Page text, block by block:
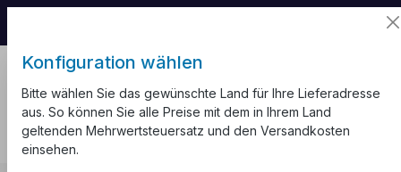
Konfiguration wählen
Bitte wählen Sie das gewünschte Land für Ihre Lieferadresse
aus. So können Sie alle Preise mit dem in Ihrem Land
geltenden Mehrwertsteuersatz und den Versandkosten
einsehen.